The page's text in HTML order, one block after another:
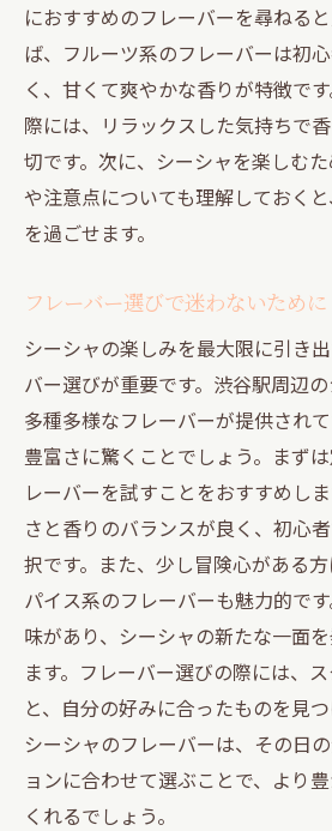
におすすめのフレーバーを尋ねる
ば、フルーツ系のフレーバーは初
く、甘くて爽やかな香りが特徴で
際には、リラックスした気持ちで
切です。次に、シーシャを楽しむ
や注意点についても理解しておく
を過ごせます。
フレーバー選びで迷わないために
シーシャの楽しみを最大限に引き
バー選びが重要です。渋谷駅周辺の
多種多様なフレーバーが提供され
豊富さに驚くことでしょう。まず
レーバーを試すことをおすすめし
さと香りのバランスが良く、初心
択です。また、少し冒険心がある
パイス系のフレーバーも魅力的で
味があり、シーシャの新たな一面
ます。フレーバー選びの際には、
と、自分の好みに合ったものを見つ
シーシャのフレーバーは、その日
ョンに合わせて選ぶことで、より
くれるでしょう。